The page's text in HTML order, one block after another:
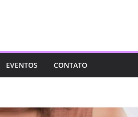
EVENTOS CONTATO